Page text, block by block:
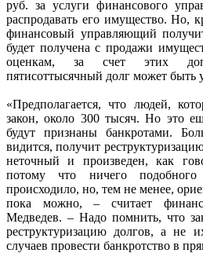
руб. за услуги финансового
распродавать его имущество. Но,
финансовый управляющий
будет получена с продажи
оценкам, за счет этих
пятисоттысячный долг может быть
«Предполагается, что людей,
закон, около 300 тысяч. Но это
будут признаны банкротами.
видится, получит
неточный и произведен, как
потому что ничего
происходило, но, тем не менее,
пока можно, – считает
Медведев. – Надо помнить, что
реструктуризацию долгов, а не
случаев провести банкротство в